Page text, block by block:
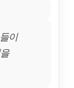
이